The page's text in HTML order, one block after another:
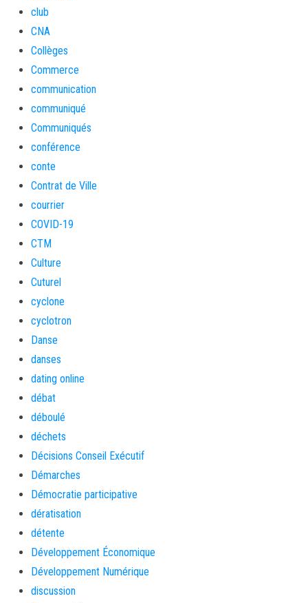
club
CNA
Collèges
Commerce
communication
communiqué
Communiqués
conférence
conte
Contrat de Ville
courrier
COVID-19
CTM
Culture
Cuturel
cyclone
cyclotron
Danse
danses
dating online
débat
déboulé
déchets
Décisions Conseil Exécutif
Démarches
Démocratie participative
dératisation
détente
Développement Économique
Développement Numérique
discussion